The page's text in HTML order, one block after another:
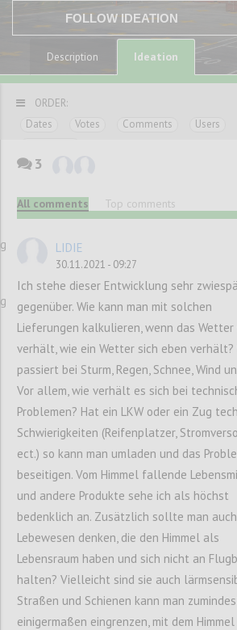
FOLLOW IDEATION
Description Ideation
ORDER:
Dates
Votes Comments
Users
37
Das Leben liegt in
Händen
Noch nie zuvor war die Nachfrage
während der Pandemie. Die
die größten Herausforderungen in
stellen , macht das Ganze Thema
Rede ist von einem Smartphone.
Da sehr viele Unternehmen aufgrund
gezwungen sind auf Home Office
dadurch Mitarbeiter mit
müssen Käufer gegenwärtige
berücksichtigen, so die die Studie zu
Management der globalen
Softwarehaus Oracle. Bei der Studie
deutsche Konsumentinnen und
befragt. Besonders die Chip Hersteller
Bedarf der Smartphone
Smartphone Hersteller wiederum
3
All comments Top comments
LIDIE
30.11.2021 - 09:27
Ich stehe dieser Entwicklung sehr
gegenüber. Wie kann man mit solchen
Lieferungen kalkulieren, wenn das Wetter
verhält, wie ein Wetter sich eben verhält?
passiert bei Sturm, Regen, Schnee, Wind
Vor allem, wie verhält es sich bei
Problemen? Hat ein LKW oder ein Zug
Schwierigkeiten (Reifenplatzer,
ect.) so kann man umladen und das
beseitigen. Vom Himmel fallende
und andere Produkte sehe ich als höchst
bedenklich an. Zusätzlich sollte man
Lebewesen denken, die den Himmel als
Lebensraum haben und sich nicht an
halten? Vielleicht sind sie auch
Straßen und Schienen kann man
einigermaßen eingrenzen, mit dem